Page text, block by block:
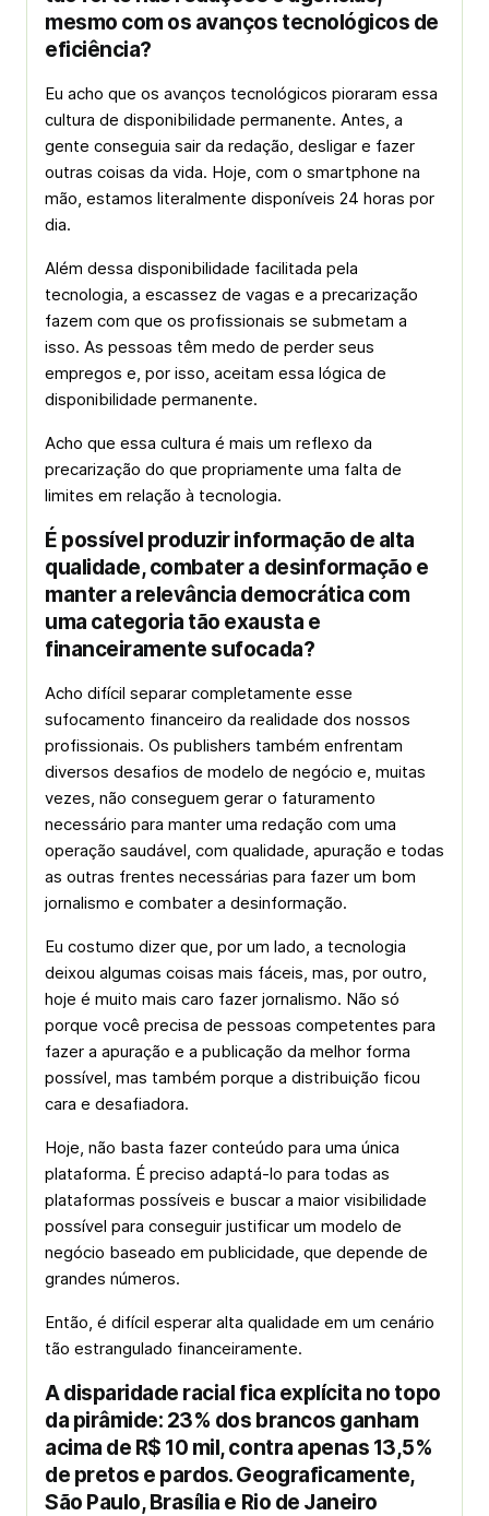
mesmo com os avanços tecnológicos de
eficiência?
Eu acho que os avanços tecnológicos pioraram essa
cultura de disponibilidade permanente. Antes, a
gente conseguia sair da redação, desligar e fazer
outras coisas da vida. Hoje, com o smartphone na
mão, estamos literalmente disponíveis 24 horas por
dia.
Além dessa disponibilidade facilitada pela
tecnologia, a escassez de vagas e a precarização
fazem com que os profissionais se submetam a
isso. As pessoas têm medo de perder seus
empregos e, por isso, aceitam essa lógica de
disponibilidade permanente.
Acho que essa cultura é mais um reflexo da
precarização do que propriamente uma falta de
limites em relação à tecnologia.
É possível produzir informação de alta
qualidade, combater a desinformação e
manter a relevância democrática com
uma categoria tão exausta e
financeiramente sufocada?
Acho difícil separar completamente esse
sufocamento financeiro da realidade dos nossos
profissionais. Os publishers também enfrentam
diversos desafios de modelo de negócio e, muitas
vezes, não conseguem gerar o faturamento
necessário para manter uma redação com uma
operação saudável, com qualidade, apuração e todas
as outras frentes necessárias para fazer um bom
jornalismo e combater a desinformação.
Eu costumo dizer que, por um lado, a tecnologia
deixou algumas coisas mais fáceis, mas, por outro,
hoje é muito mais caro fazer jornalismo. Não só
porque você precisa de pessoas competentes para
fazer a apuração e a publicação da melhor forma
possível, mas também porque a distribuição ficou
cara e desafiadora.
Hoje, não basta fazer conteúdo para uma única
plataforma. É preciso adaptá-lo para todas as
plataformas possíveis e buscar a maior visibilidade
possível para conseguir justificar um modelo de
negócio baseado em publicidade, que depende de
grandes números.
Então, é difícil esperar alta qualidade em um cenário
tão estrangulado financeiramente.
A disparidade racial fica explícita no topo
da pirâmide: 23% dos brancos ganham
acima de R$ 10 mil, contra apenas 13,5%
de pretos e pardos. Geograficamente,
São Paulo, Brasília e Rio de Janeiro